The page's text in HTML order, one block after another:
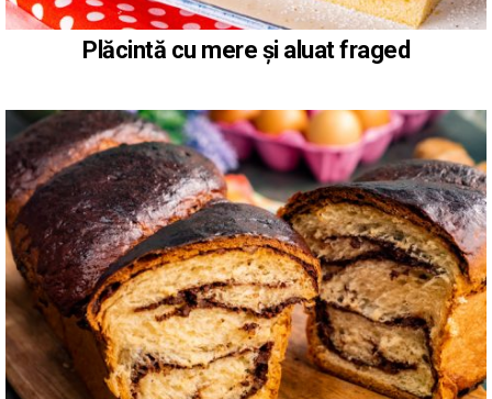
Plăcintă cu mere și aluat fraged